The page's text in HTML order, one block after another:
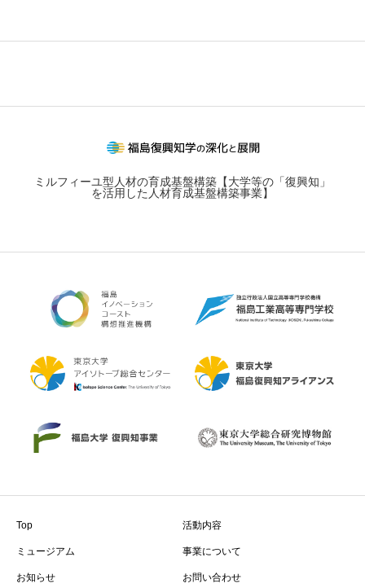
ミルフィーユ型人材の育成基盤構築【大学等の「復興知」
を活用した人材育成基盤構築事業】
Top 活動内容
ミュージアム 事業について
お知らせ お問い合わせ